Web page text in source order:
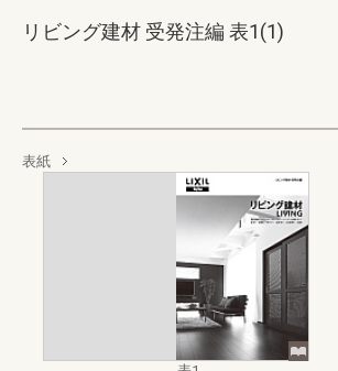
リビング建材 受発注編 表1(1)
表紙